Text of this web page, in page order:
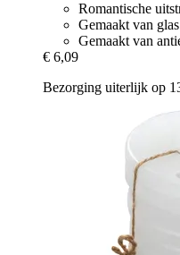
Romantische
Gemaakt van
Gemaakt van
€ 6,09
Bezorging uiterlijk op